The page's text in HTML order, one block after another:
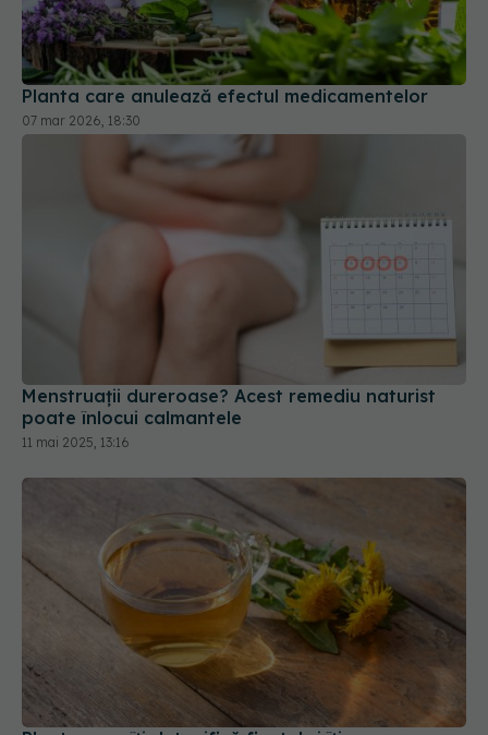
Planta care anulează efectul medicamentelor
07 mar 2026, 18:30
Menstruații dureroase? Acest remediu naturist
poate înlocui calmantele
Planta care îți detoxifică ficatul și îți
îmbunătățește digestia
15 feb 2025, 16:27